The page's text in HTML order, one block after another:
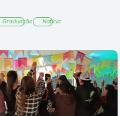
Graduação Notícia